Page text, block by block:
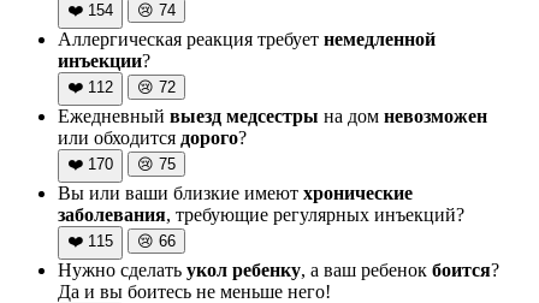
❤️ 154 😢 74
Аллергическая реакция требует немедленной
инъекции?
❤️ 112 😢 72
Ежедневный выезд медсестры на дом невозможен
или обходится дорого?
❤️ 170 😢 75
Вы или ваши близкие имеют хронические
заболевания, требующие регулярных инъекций?
❤️ 115 😢 66
Нужно сделать укол ребенку, а ваш ребенок боится?
Да и вы боитесь не меньше него!